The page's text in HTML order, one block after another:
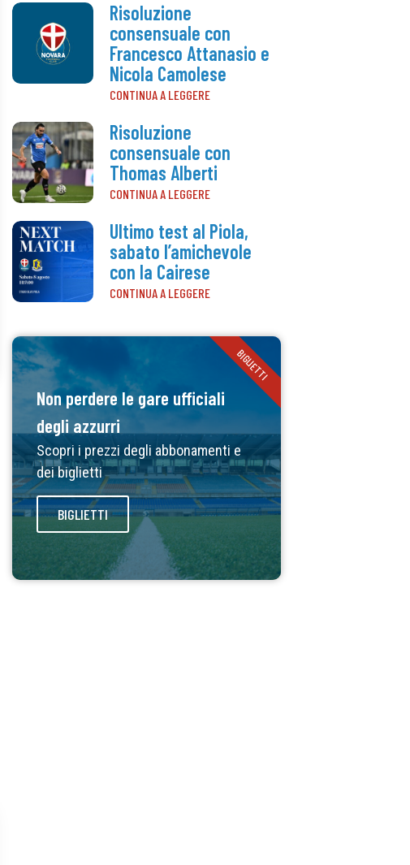
Risoluzione
consensuale con
Francesco Attanasio e
Nicola Camolese
CONTINUA A LEGGERE
Risoluzione
consensuale con
Thomas Alberti
CONTINUA A LEGGERE
Ultimo test al Piola,
sabato l’amichevole
con la Cairese
CONTINUA A LEGGERE
Non perdere le gare ufficiali
degli azzurri
Scopri i prezzi degli abbonamenti e
dei biglietti
BIGLIETTI
BIGLIETTI